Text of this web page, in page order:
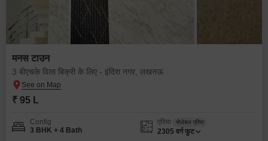
मनस टाउन
3 बीएचके विला बिक्री के लिए - इंदिरा नगर, लखनऊ
₹ 95 L
Config
3 BHK + 4 Bath
एरिया सेलेबल एरिया
2305 वर्ग फुट